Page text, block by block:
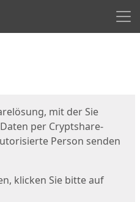
mit der Sie
Daten per Cryptshare-
Person senden
klicken Sie bitte auf